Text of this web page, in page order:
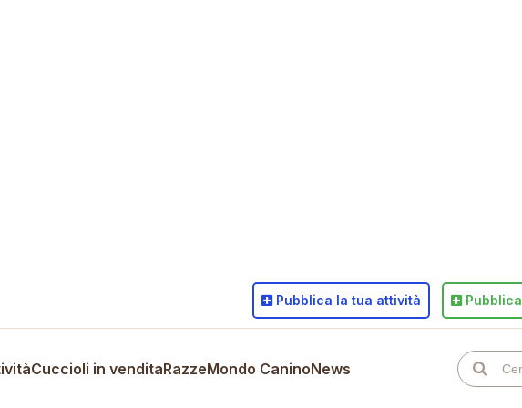
Cuccioli in venditaRazzeMondo CaninoNews
Pubblica la tua attività Pubblica